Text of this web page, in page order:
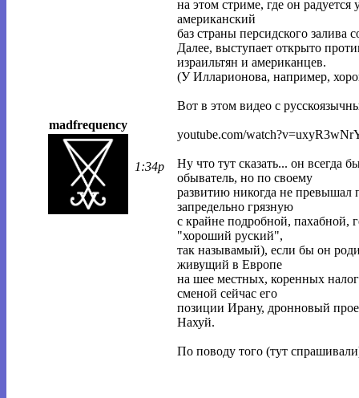
madfrequency
1:34p
на этом стриме, где он
американский
баз страны персидского
Далее, выступает открыто
израильтян и американцев.
(У Илларионова, например,
Вот в этом видео с
youtube.com/
Ну что тут сказать... он всегда
обыватель, но по своему
развитию никогда не превышал
запредельно грязную
с крайне подробной, пахабной,
"хороший руский",
так называмый), если бы он
живущий в Европе
на шее местных, коренных
сменой сейчас его
позиции Ирану, дронновый
Нахуй.
По поводу того (тут